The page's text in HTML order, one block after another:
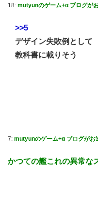
【競馬】あの武ルメ痛
【学マス】AIライザに
昭和戦隊のロボデザイ
タトゥー彫り師さん「
グをパンパンにして無
【動画】これはお見事
【画像】 キャミイの
18: mutyunのゲーム+α ブログがお
>>5
デザイン失敗例として
教科書に載りそう
7: mutyunのゲーム+α ブログがお
かつての艦これの異常な